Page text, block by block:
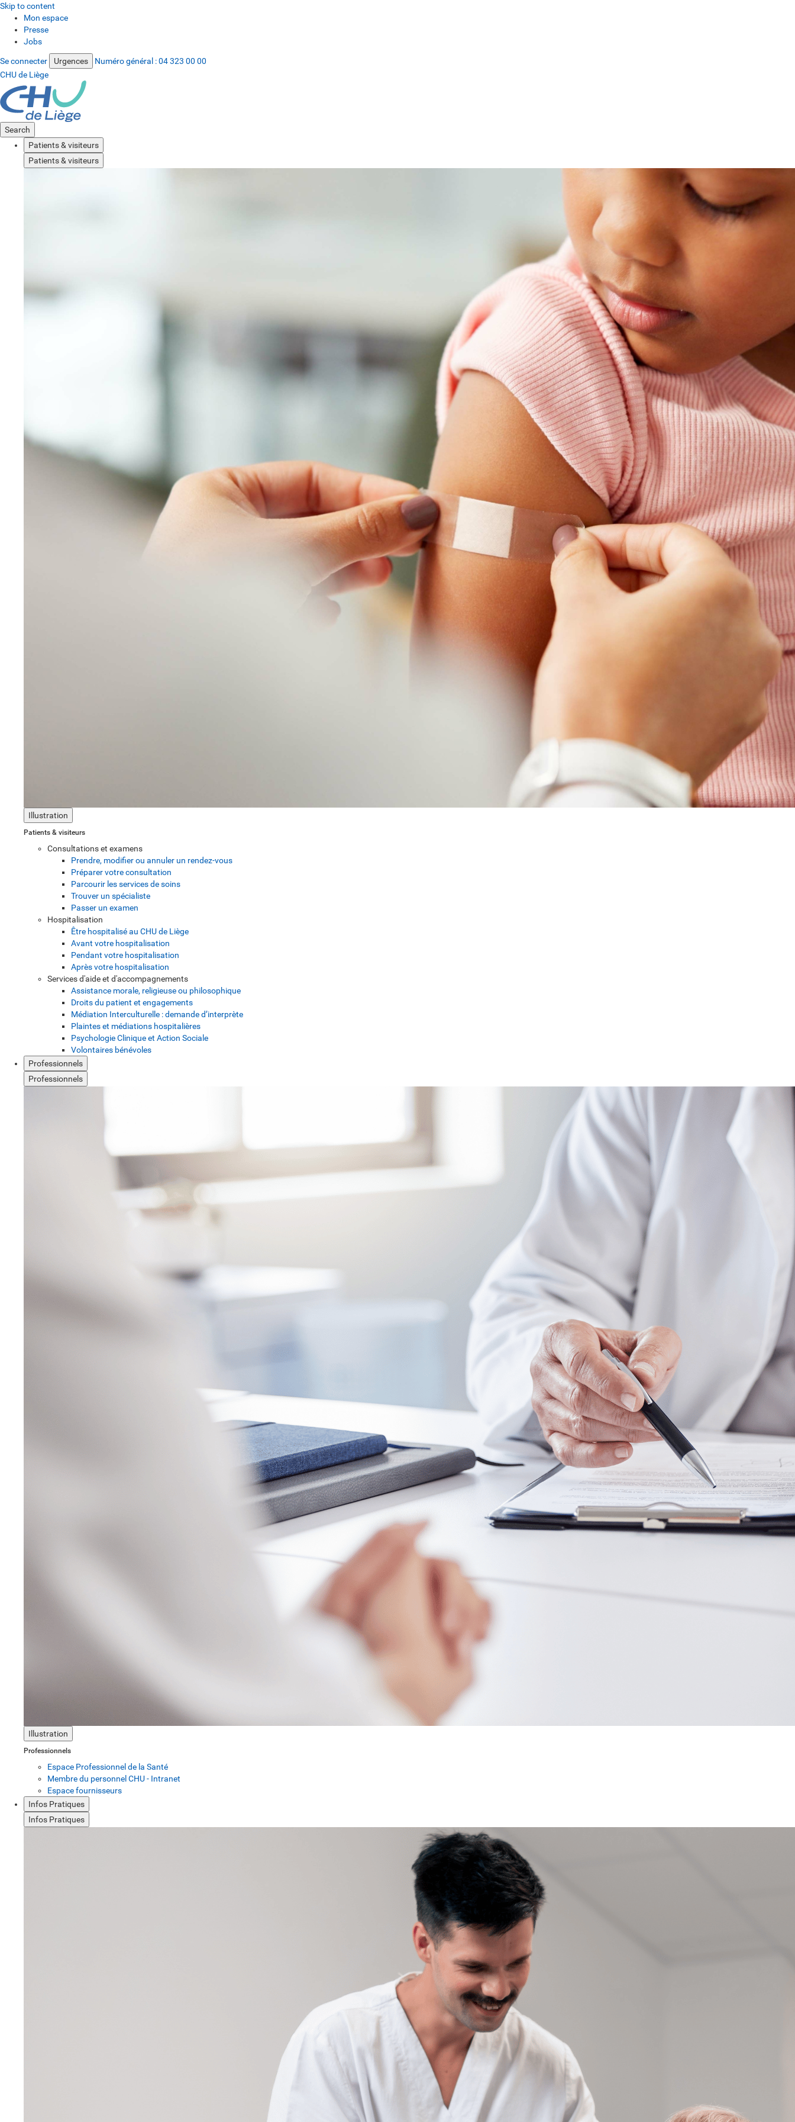
Skip to content
Mon espace
Presse
Jobs
Se connecter Urgences Numéro général :04 323 00 00
CHU de Liège
Search
Patients & visiteurs
Patients & visiteurs
Illustration
Patients & visiteurs
Consultations et examens
Prendre, modifier ou annuler un rendez-vous
Préparer votre consultation
Parcourir les services de soins
Trouver un spécialiste
Passer un examen
Hospitalisation
Être hospitalisé au CHU de Liège
Avant votre hospitalisation
Pendant votre hospitalisation
Après votre hospitalisation
Services d'aide et d'accompagnements
Assistance morale, religieuse ou philosophique
Droits du patient et engagements
Médiation Interculturelle : demande d’interprète
Plaintes et médiations hospitalières
Psychologie Clinique et Action Sociale
Volontaires bénévoles
Professionnels
Professionnels
Illustration
Professionnels
Espace Professionnel de la Santé
Membre du personnel CHU - Intranet
Espace fournisseurs
Infos Pratiques
Infos Pratiques